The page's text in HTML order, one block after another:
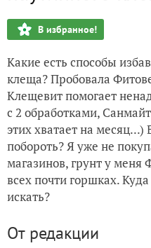
В избранное!
Какие есть способы
клеща? Пробовала
Клещевит помогает
с 2 обработками,
этих хватает на месяц...)
побороть? Я уже не
магазинов, грунт у меня
всех почти горшках.
искать?
От редакции